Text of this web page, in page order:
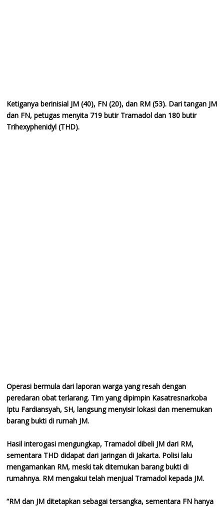
Ketiganya berinisial JM (40), FN (20), dan RM (53). Dari tangan JM
dan FN, petugas menyita 719 butir Tramadol dan 180 butir
Trihexyphenidyl (THD).
Operasi bermula dari laporan warga yang resah dengan
peredaran obat terlarang. Tim yang dipimpin Kasatresnarkoba
Iptu Fardiansyah, SH, langsung menyisir lokasi dan menemukan
barang bukti di rumah JM.
Hasil interogasi mengungkap, Tramadol dibeli JM dari RM,
sementara THD didapat dari jaringan di Jakarta. Polisi lalu
mengamankan RM, meski tak ditemukan barang bukti di
rumahnya. RM mengakui telah menjual Tramadol kepada JM.
“RM dan JM ditetapkan sebagai tersangka, sementara FN hanya